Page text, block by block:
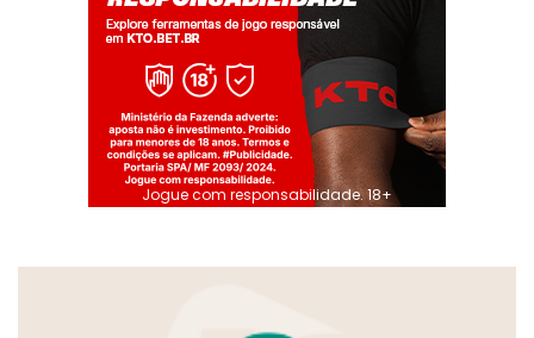
Jogue com responsabilidade. 18+